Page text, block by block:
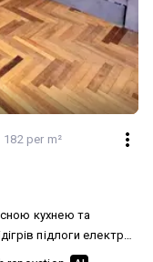
182 per m²
кухнею та